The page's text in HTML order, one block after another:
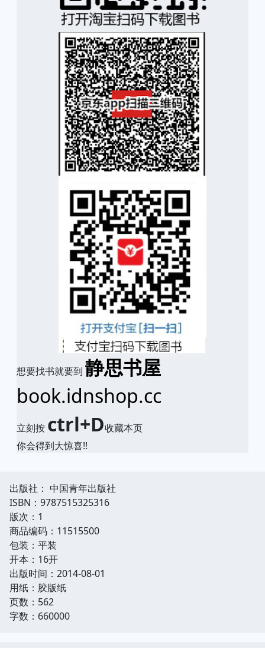
想要找书就要到 静思书屋
book.idnshop.cc
立刻按 ctrl+D收藏本页
你会得到大惊喜!!
出版社： 中国青年出版社
ISBN：9787515325316
版次：1
商品编码：11515500
包装：平装
开本：16开
出版时间：2014-08-01
用纸：胶版纸
页数：562
字数：660000